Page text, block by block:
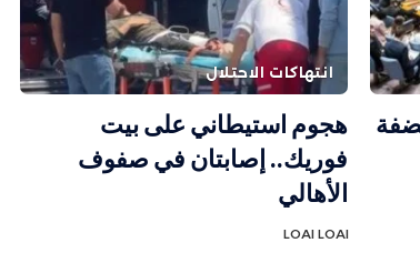
انتهاكات الاحتلال
هجوم استيطاني على بيت
فوريك.. إصابتان في صفوف
الأهالي
LOAI LOAI